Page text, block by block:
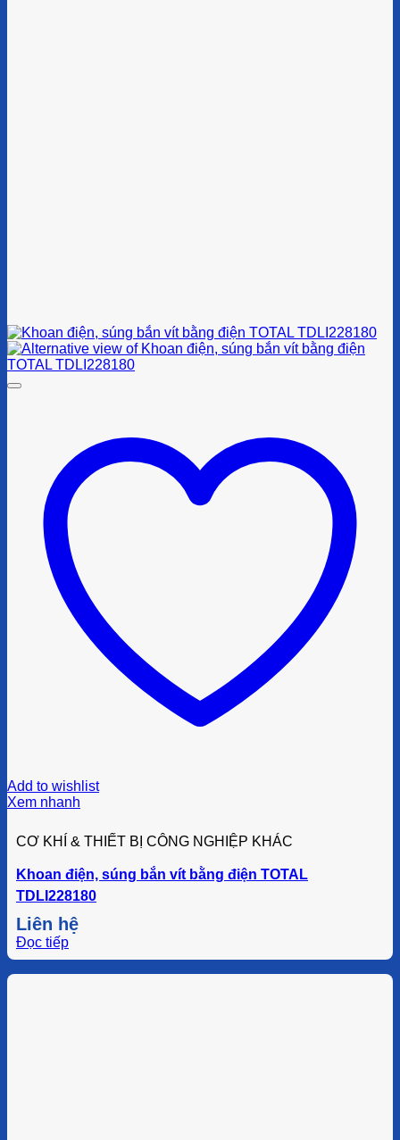
Add to wishlist
Xem nhanh
CƠ KHÍ & THIẾT BỊ CÔNG NGHIỆP KHÁC
Khoan điện, súng bắn vít bằng điện TOTAL
TDLI228180
Liên hệ
Đọc tiếp